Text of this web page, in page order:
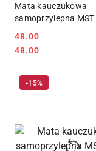
Mata kauczukowa
samoprzylepna
Cena:
48.00
Cena:
48.00
-15%